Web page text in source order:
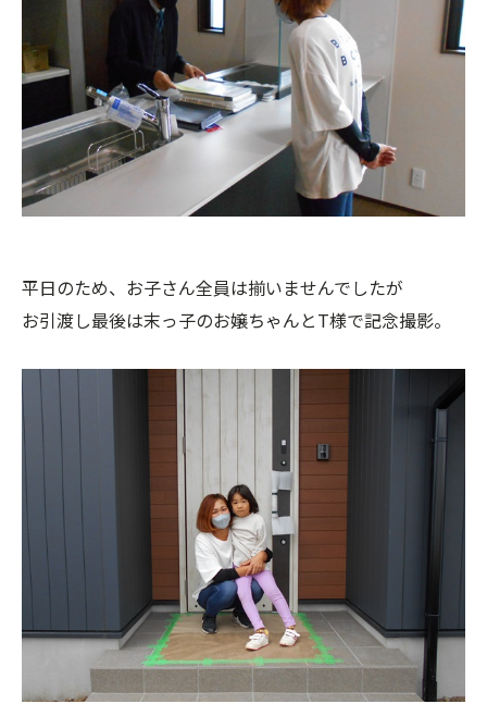
平日のため、お子さん全員は揃いませんでしたが
お引渡し最後は末っ子のお嬢ちゃんとT様で記念撮影。